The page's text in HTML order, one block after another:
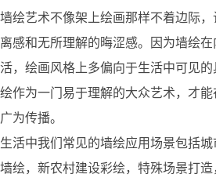
墙绘艺术不像架上绘画那样不着边际
离感和无所理解的晦涩感。因为墙绘
活，绘画风格上多偏向于生活中可见
绘作为一门易于理解的大众艺术，才
广为传播。
生活中我们常见的墙绘应用场景包括
墙绘，新农村建设彩绘，特殊场景打